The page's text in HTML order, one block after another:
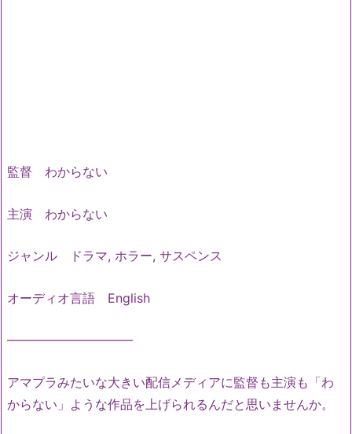
監督 わからない
主演 わからない
ジャンル ドラマ, ホラー, サスペンス
オーディオ言語 English
——————————
アマプラみたいな大きい配信メディアに監督も主演も「わ
からない」ような作品を上げられるんだと思いませんか。